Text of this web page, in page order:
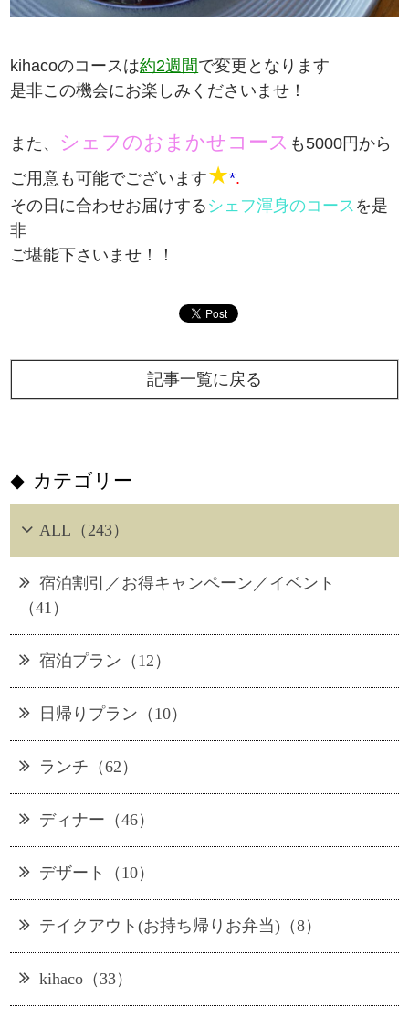
kihacoのコースは約2週間で変更となります
是非この機会にお楽しみくださいませ！
また、 シェフのおまかせコース も5000円から
ご用意も可能でございます★*.
その日に合わせお届けする シェフ渾身のコース を是
非
ご堪能下さいませ！！
記事一覧に戻る
カテゴリー
ALL（243）
宿泊割引／お得キャンペーン／イベント
（41）
宿泊プラン（12）
日帰りプラン（10）
ランチ（62）
ディナー（46）
デザート（10）
テイクアウト(お持ち帰りお弁当)（8）
kihaco（33）